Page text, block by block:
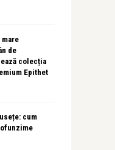
de
colecția
Epithet
cum